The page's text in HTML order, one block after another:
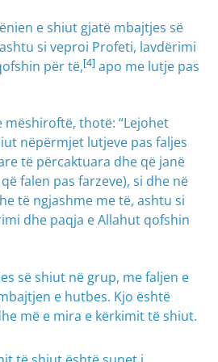
e shiut gjatë mbajtjes së
si veproi Profeti, lavdërimi
për të,[4] apo me lutje pas
mëshiroftë, thotë: “Lejohet
nëpërmjet lutjeve pas faljes
të përcaktuara dhe që janë
falen pas farzeve), si dhe në
të ngjashme me të, ashtu si
dhe paqja e Allahut qofshin
së shiut në grup, me faljen e
e hutbes. Kjo është
më e mira e kërkimit të shiut.